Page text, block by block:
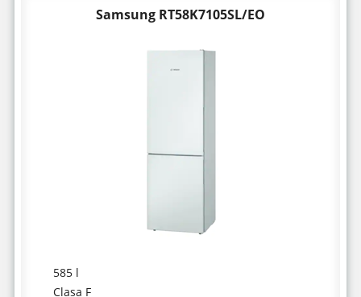
Samsung RT58K7105SL/EO
585 l
Clasa F